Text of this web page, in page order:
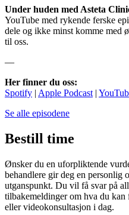
Under huden med Asteta
YouTube med rykende ferske
dele og ikke minst komme med
til oss.
—
Her finner du oss:
Spotify | Apple Podcast |
Se alle episodene
Bestill time
Ønsker du en uforpliktende
behandlere gir deg en personlig
utganspunkt. Du vil få svar på
tilbakemeldinger om hva du
eller videokonsultasjon i dag.